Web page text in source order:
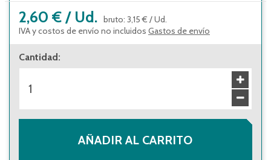
2,60 € / Ud. bruto: 3,15 € /Ud.
IVA y costos de envío no incluidos Gastos de envío
Cantidad:
AÑADIR AL CARRITO